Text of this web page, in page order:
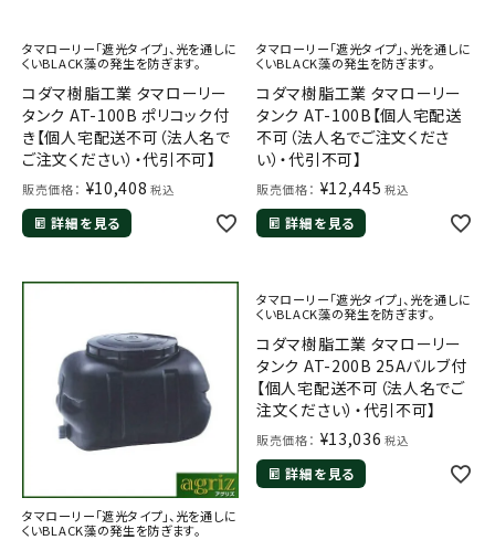
レンタル
ブログ
利用ガイド FAQ
メールでのお問い合わせ
info@agriz.net
FAXでのご注文
0739-72-453224時間受付
タマローリー「遮光タイプ」、光を通しに
くいBLACK藻の発生を防ぎます。
コダマ樹脂工業 タマローリー
タンク AT-100B ポリコック付
き【個人宅配送不可（法人名で
ご注文ください）・代引不可】
販売価格： ¥10,408 税込
詳細を見る
タマローリー「遮光タイプ」、光を通しに
くいBLACK藻の発生を防ぎます。
コダマ樹脂工業 タマローリー
タンク AT-100B【個人宅配送
不可（法人名でご注文くださ
い）・代引不可】
販売価格： ¥12,445 税込
詳細を見る
タマローリー「遮光タイプ」、光を通しに
くいBLACK藻の発生を防ぎます。
タマローリー「遮光タイプ」、光を通しに
くいBLACK藻の発生を防ぎます。
コダマ樹脂工業 タマローリー
タンク AT-200B 25Aバルブ付
【個人宅配送不可（法人名でご
注文ください）・代引不可】
販売価格： ¥13,036 税込
詳細を見る